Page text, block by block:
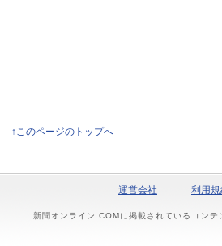
↑このページのトップへ
運営会社 利用
新聞オンライン.COMに掲載されているコン